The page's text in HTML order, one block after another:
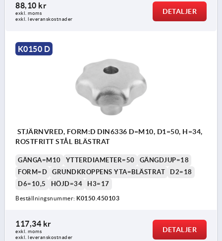
88,10 kr
exkl. moms
exkl. leveranskostnader
DETALJER
K0150 D
STJÄRNVRED, FORM:D DIN6336 D=M10, D1=50, H=34,
ROSTFRITT STÅL BLÄSTRAT
GÄNGA=M10 YTTERDIAMETER=50
GÄNGDJUP=18
FORM=D
GRUNDKROPPENS YTA=BLÄSTRAT
D2=18
D6=10,5
HÖJD=34 H3=17
Beställningsnummer: K0150.450103
117,34 kr
exkl. moms
exkl. leveranskostnader
DETALJER